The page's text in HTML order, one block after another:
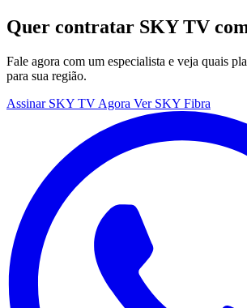
Quer contratar SKY TV
Fale agora com um especialista e veja quais
para sua região.
Assinar SKY TV Agora Ver SKY Fibra